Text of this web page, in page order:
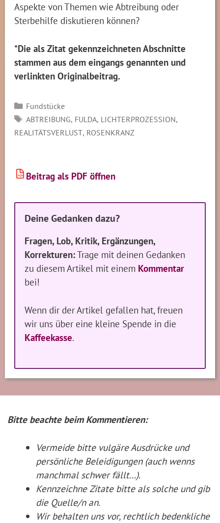
Aspekte von Themen wie Abtreibung oder
Sterbehilfe diskutieren können?
*Die als Zitat gekennzeichneten Abschnitte
stammen aus dem eingangs genannten und
verlinkten Originalbeitrag.
Kategorien
Fundstücke
SCHLAGWÖRTER
ABTREIBUNG, FULDA, LICHTERPROZESSION,
REALITÄTSVERLUST, ROSENKRANZ
PDF Beitrag als PDF öffnen
Deine Gedanken dazu?
Fragen, Lob, Kritik, Ergänzungen,
Korrekturen:Trage mit deinen Gedanken
zu diesem Artikel mit einem Kommentar
bei!
Wenn dir der Artikel gefallen hat, freuen
wir uns über eine kleine Spende in die
Kaffeekasse.
Bitte beachte beim Kommentieren:
Vermeide bitte vulgäre Ausdrücke und
persönliche Beleidigungen (auch wenns
manchmal schwer fällt...).
Kennzeichne Zitate bitte als solche und gib
die Quelle/n an.
Wir behalten uns vor, rechtlich bedenkliche